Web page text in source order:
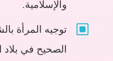
والإسلامية.
W
توجيه المرأة
الصحيح في بلاد